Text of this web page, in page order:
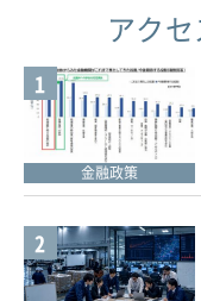
アク
1
金融政策
2